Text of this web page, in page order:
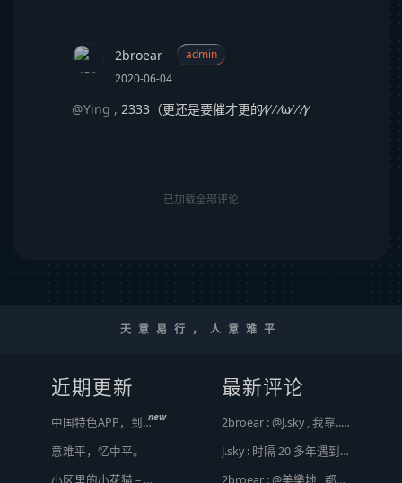
2broear
admin
2020-06-04
@Ying ,2333（更还是要催才更的⁄(⁄ ⁄ ⁄ω⁄ ⁄ ⁄)⁄
已加载全部评论
天意易行，人意难平
近期更新
中国特色APP，到底谁来治？new
意难平，忆中平。
最新评论
2broear : @J.sky , 我靠.. 心情复杂 [ Emoji Image ]
J.sky : 时隔 20 多年遇到前任，你猜会是什么感觉？前几天和老婆去超市，巧不巧老婆去看其他商品了，就这么两分钟的功夫，我和前任迎面相遇，我看了一眼她，她也看到我了，谁都没说话，我感觉她恐慌的逃走了。我们擦肩而过，按道理这个年龄本不应该两个人单独在超市相遇，除非单身。所以，我猜她离婚了？搞不好她可能以为我也离婚了？哈哈哈